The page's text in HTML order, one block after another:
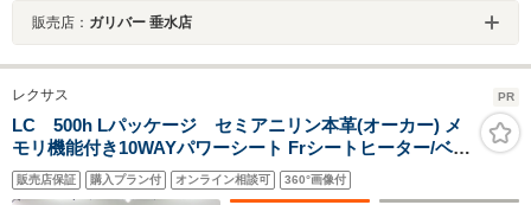
販売店： ガリバー 垂水店
レクサス PR
LC 500h Lパッケージ セミアニリン本革(オーカー) メ
モリ機能付き10WAYパワーシート Frシートヒーター/ベン
チレーション ステアリングヒーター ガラスルーフ 純正
SDナビ 地デジTV Bカメラ LSS+ 三眼LED-HL
販売店保証 購入プラン付 オンライン相談可 360°画像付